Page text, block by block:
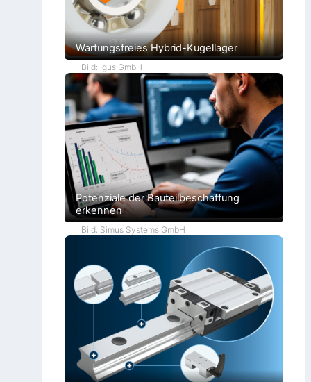
Wartungsfreies Hybrid-Kugellager
Bild: Igus GmbH
Potenziale der Bauteilbeschaffung
erkennen
Bild: Simus Systems GmbH